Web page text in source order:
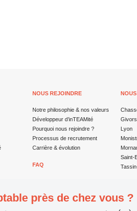
NOUS REJOINDRE
Notre philosophie & nos valeurs
Développeur d’inTEAMité
Pourquoi nous rejoindre ?
Processus de recrutement
Carrière & évolution
FAQ
Givors
Lyon
Saint-
près de chez vous ?